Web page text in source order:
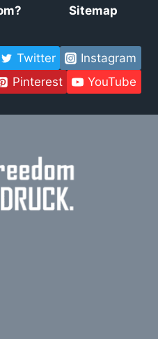
Sitemap
Twitter
Instagram
Pinterest
YouTube